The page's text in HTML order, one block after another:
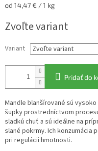
Jednotková
od 14,47 € / 1 kg
Zvoľte variant
Variant
Pridať do
Mandle blanšírované sú
šupky prostredníctvom
sladkú chuť a sú ideálne na
slané pokrmy. Ich konzumácia
pri regulácii hmotnosti.